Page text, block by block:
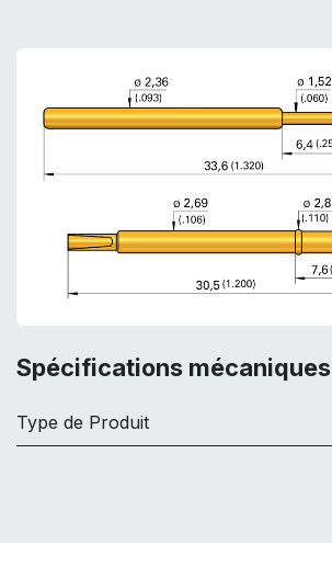
Spécifications mécaniques
Type de Produit